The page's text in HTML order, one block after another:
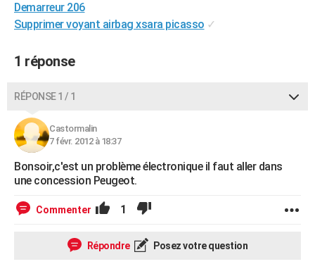
Demarreur 206
Supprimer voyant airbag xsara picasso ✓
1 réponse
RÉPONSE 1 / 1
Castormalin
7 févr. 2012 à 18:37
Bonsoir,c'est un problème électronique il faut aller dans
une concession Peugeot.
Commenter 1
Répondre Posez votre question